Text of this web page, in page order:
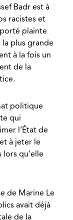
Badr est à
racistes et
plainte
la plus grande
à la fois un
de la
politique
qui
l’État de
à jeter le
qu’elle
de Marine Le
avait déjà
de la